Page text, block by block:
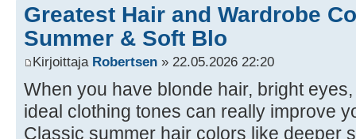
Greatest Hair and Wardrobe
Summer & Soft Blo
Kirjoittaja Robertsen » 22.05.2026 22:20
When you have blonde hair, bright
ideal clothing tones can really improve
Classic summer hair colors like deeper